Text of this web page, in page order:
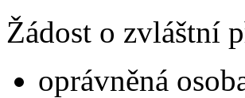
Žádost o zvláštní
oprávněná